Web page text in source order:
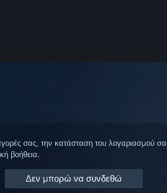
σας, την κατάσταση του λογαριασμού
βοήθεια.
Δεν μπορώ να συνδεθώ